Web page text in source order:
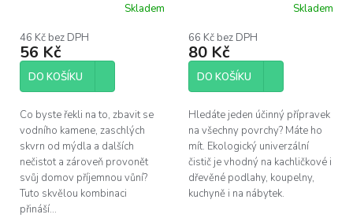
Skladem
46 Kč bez DPH
56 Kč
DO KOŠÍKU
Co byste řekli na to, zbavit se
vodního kamene, zaschlých
skvrn od mýdla a dalších
nečistot a zároveň provonět
svůj domov příjemnou vůní?
Tuto skvělou kombinaci
přináší...
Skladem
66 Kč bez DPH
80 Kč
DO KOŠÍKU
Hledáte jeden účinný přípravek
na všechny povrchy? Máte ho
mít. Ekologický univerzální
čistič je vhodný na kachličkové i
dřevěné podlahy, koupelny,
kuchyně i na nábytek.